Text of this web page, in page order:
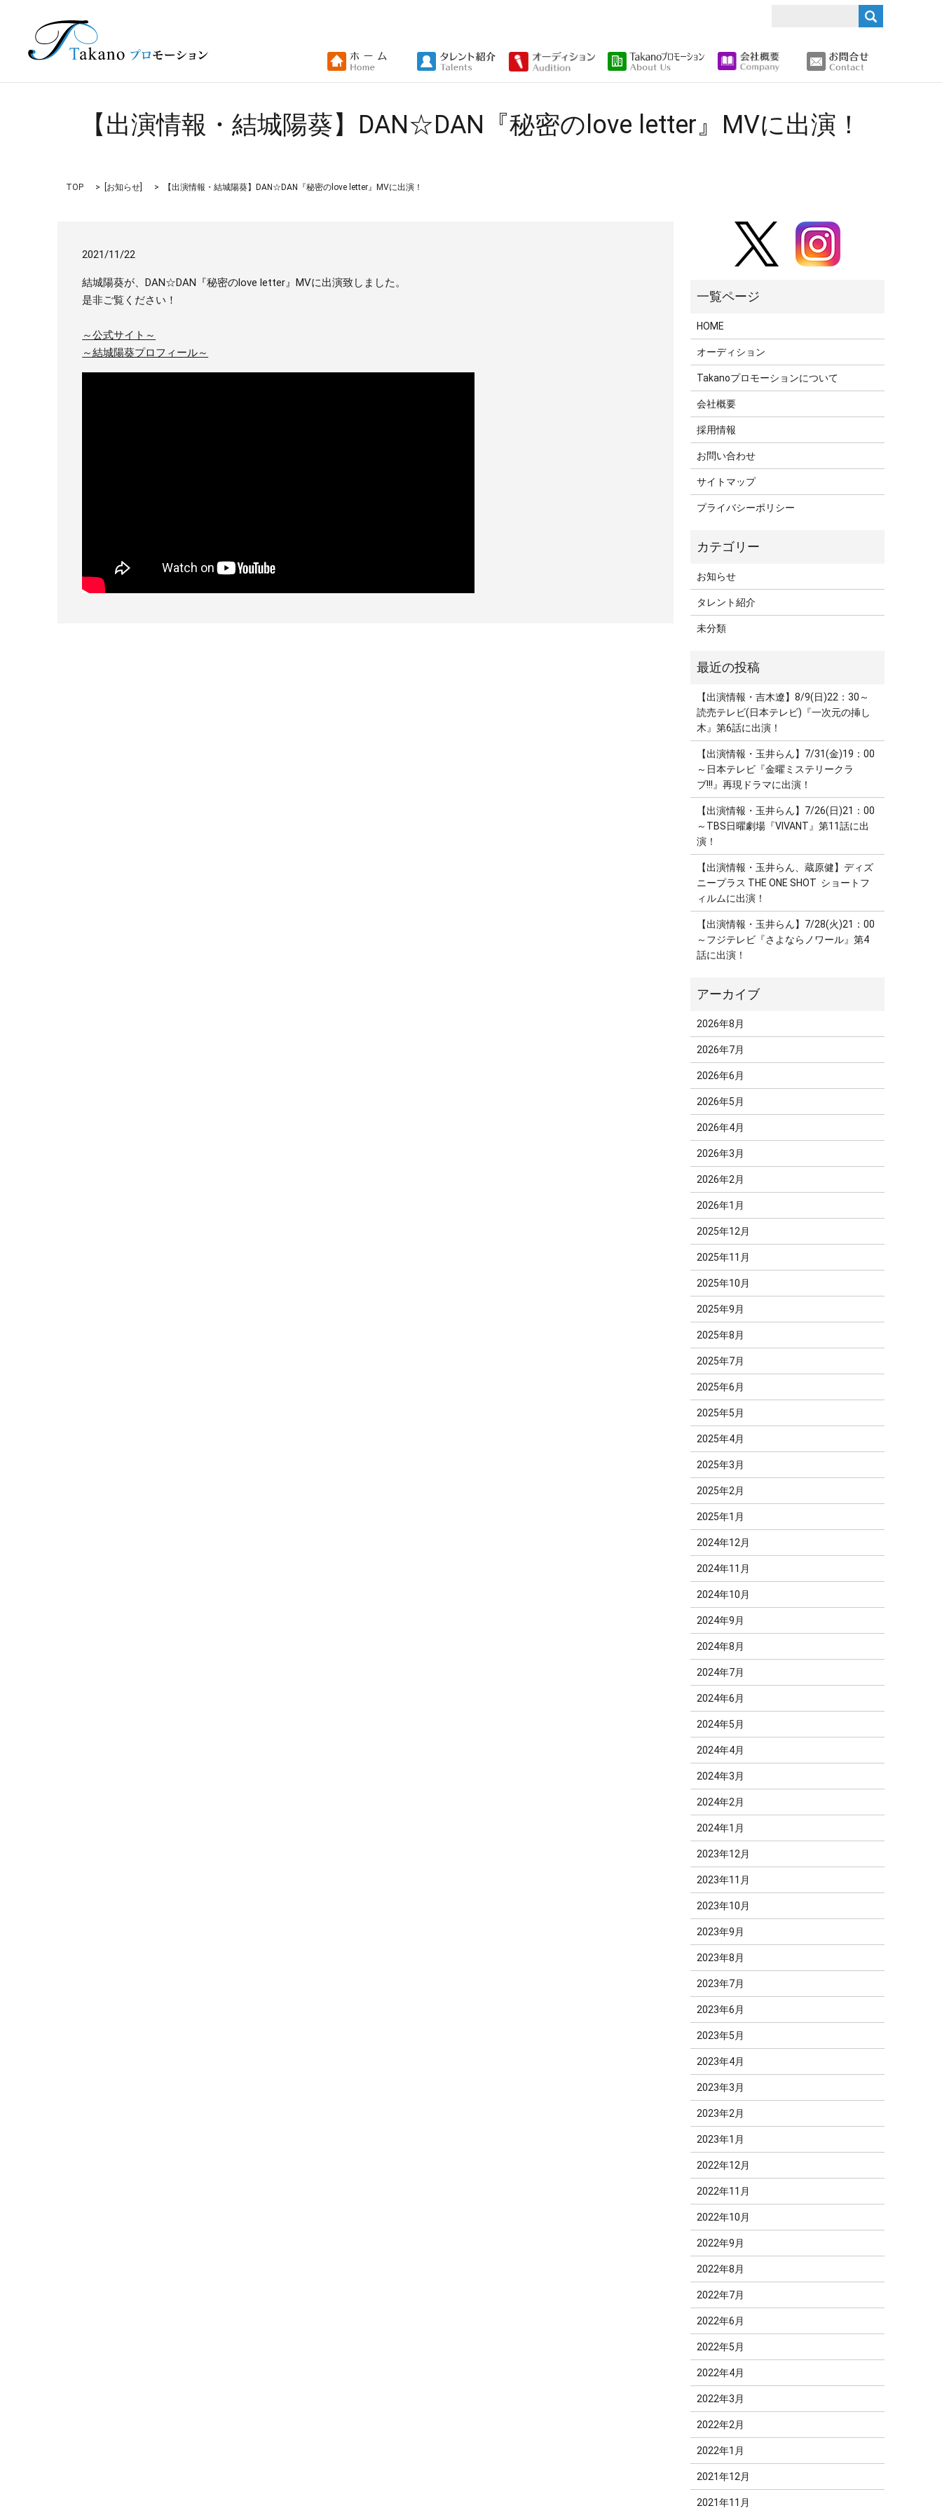
【出演情報・結城陽葵】DAN☆DAN『秘密のlove letter』MVに出演！
TOP お知らせ 【出演情報・結城陽葵】DAN☆DAN『秘密のlove letter』MVに出演！
2021/11/22
結城陽葵が、DAN☆DAN『秘密のlove letter』MVに出演致しました。
是非ご覧ください！
～公式サイト～
～結城陽葵プロフィール～
HOME
オーディション
Takanoプロモーションについて
会社概要
採用情報
お問い合わせ
サイトマップ
プライバシーポリシー
お知らせ
タレント紹介
未分類
【出演情報・吉木遼】8/9(日)22：30～
読売テレビ(日本テレビ)『一次元の挿し
木』第6話に出演！
【出演情報・玉井らん】7/31(金)19：00
～日本テレビ『金曜ミステリークラ
ブ!!!』再現ドラマに出演！
【出演情報・玉井らん】7/26(日)21：00
～TBS日曜劇場『VIVANT』第11話に出
演！
【出演情報・玉井らん、蔵原健】ディズ
ニープラス THE ONE SHOT ショートフ
ィルムに出演！
【出演情報・玉井らん】7/28(火)21：00
～フジテレビ『さよならノワール』第4
話に出演！
2026年8月
2026年7月
2026年6月
2026年5月
2026年4月
2026年3月
2026年2月
2026年1月
2025年12月
2025年11月
2025年10月
2025年9月
2025年8月
2025年7月
2025年6月
2025年5月
2025年4月
2025年3月
2025年2月
2025年1月
2024年12月
2024年11月
2024年10月
2024年9月
2024年8月
2024年7月
2024年6月
2024年5月
2024年4月
2024年3月
2024年2月
2024年1月
2023年12月
2023年11月
2023年10月
2023年9月
2023年8月
2023年7月
2023年6月
2023年5月
2023年4月
2023年3月
2023年2月
2023年1月
2022年12月
2022年11月
2022年10月
2022年9月
2022年8月
2022年7月
2022年6月
2022年5月
2022年4月
2022年3月
2022年2月
2022年1月
2021年12月
2021年11月